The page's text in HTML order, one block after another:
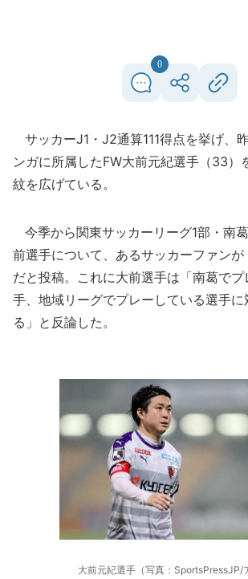
0
サッカーJ1・J2通算111得点を挙げ、
ンガに所属したFW大前元紀選手（33）
紋を広げている。
今季から関東サッカーリーグ1部・南
前選手について、あるサッカーファンが
だと投稿。これに大前選手は「南葛で
手、地域リーグでプレーしている選手
る」と反論した。
大前元紀選手（写真：SportsPressJP/